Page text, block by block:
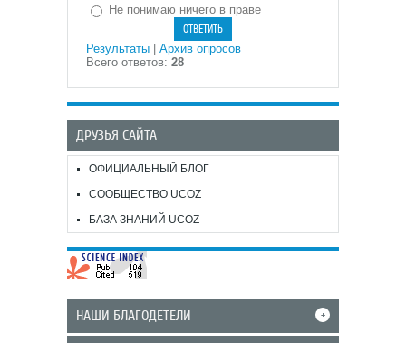
Не понимаю ничего в праве
Результаты | Архив опросов
Всего ответов: 28
ДРУЗЬЯ САЙТА
ОФИЦИАЛЬНЫЙ БЛОГ
СООБЩЕСТВО UCOZ
БАЗА ЗНАНИЙ UCOZ
НАШИ БЛАГОДЕТЕЛИ +